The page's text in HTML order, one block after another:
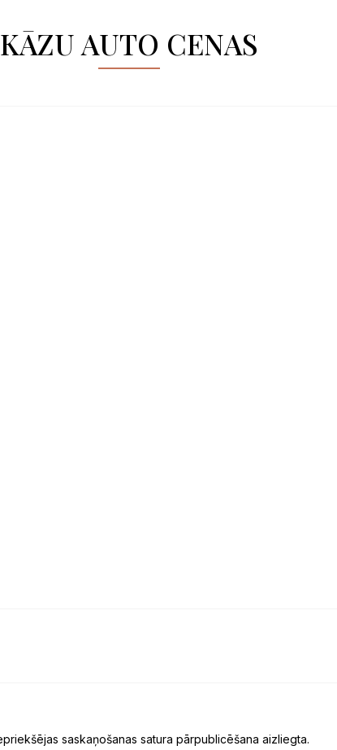
KĀZU AUTO CENAS
saskaņošanas satura pārpublicēšana aizliegta.